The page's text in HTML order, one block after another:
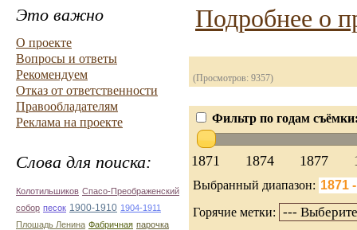
Это важно
О проекте
Вопросы и ответы
Рекомендуем
Отказ от ответственности
Правообладателям
Реклама на проекте
Слова для поиска:
Колотильшиков Спасо-Преображенский
собор песок 1900-1910 1904-1911
Плошадь Ленина Фабричная парочка
Подробнее о
(Просмотров: 9357)
Фильтр по годам
1871 1874 1877
Выбранный диапазон:
Горячие метки: